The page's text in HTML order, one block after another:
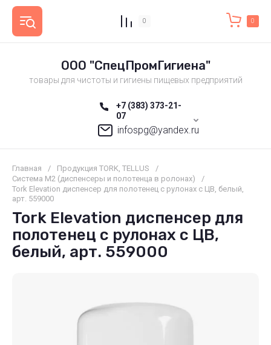
0 0
ООО "СпецПромГигиена"
товары для чистоты и гигиены пищевых предприятий
+7 (383) 373-21-
07
infospg@yandex.ru
Главная / Продукция TORK, TELLUS
/
Система М2 (диспенсеры и полотенца в ролонах)
/
Tork Elevation диспенсер для полотенец с рулонах с ЦВ, белый,
арт. 559000
Tork Elevation диспенсер для
полотенец с рулонах с ЦВ,
белый, арт. 559000